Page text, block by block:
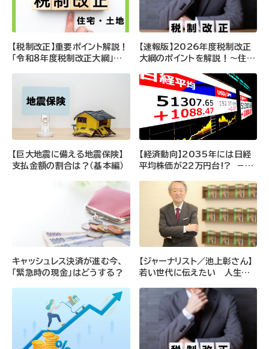
【税制改正】重要ポイント解説！
「令和８年度税制改正大綱」＜
【速報版】2026年度税制改正
大綱のポイントを解説！～住宅
【巨大地震に備える地震保険】
支払金額の割合は？（基本編）
【経済動向】2035年には日経
平均株価が22万円台!? －日
キャッシュレス決済が進む今、
「緊急時の現金」はどうする？
【ジャーナリスト／池上彰さん】
若い世代に伝えたい 人生を
方」（前編）